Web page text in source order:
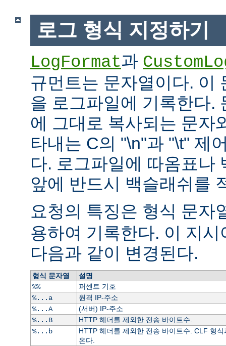
로그 형식 지정하기
LogFormat과
규먼트는 문자열이다. 이
을 로그파일에 기록한다.
에 그대로 복사되는 문자
타내는 C의 "\n"과 "\t" 제
다. 로그파일에 따옴표나
앞에 반드시 백슬래쉬를
요청의 특징은 형식 문자
용하여 기록한다. 이 지
다음과 같이 변경된다.
형식 문자열
설명
%%
퍼센트 기호
%...a
원격 IP-주소
%...A
(서버) IP-주소
%...B
HTTP 헤더를 제외한 전송 바이트수.
%...b
HTTP 헤더를 제외한 전송 바이트수. CLF 형
온다.